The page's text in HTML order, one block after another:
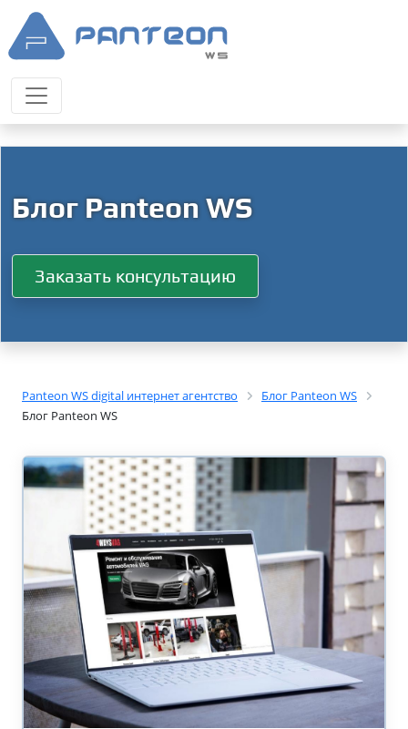
Блог Panteon WS
Заказать консультацию
Panteon WS digital интернет агентство
Блог Panteon WS
Блог Panteon WS